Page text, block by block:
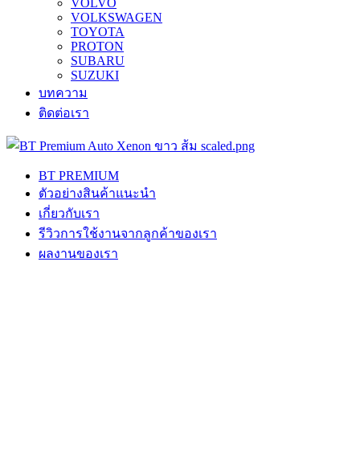
VOLVO
VOLKSWAGEN
TOYOTA
PROTON
SUBARU
SUZUKI
บทความ
ติดต่อเรา
BT PREMIUM
ตัวอย่างสินค้าแนะนำ
เกี่ยวกับเรา
รีวิวการใช้งานจากลูกค้าของเรา
ผลงานของเรา